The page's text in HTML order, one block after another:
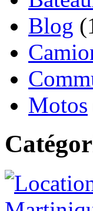
Blog
Motos